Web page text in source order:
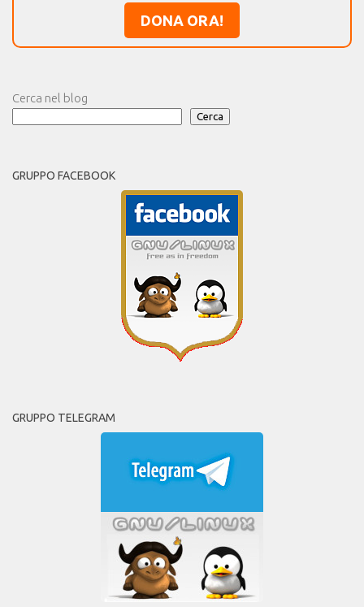
DONA ORA!
Cerca nel blog
Cerca
GRUPPO FACEBOOK
GRUPPO TELEGRAM